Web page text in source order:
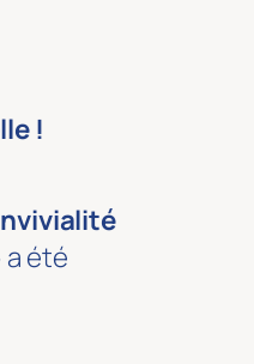
!
a été